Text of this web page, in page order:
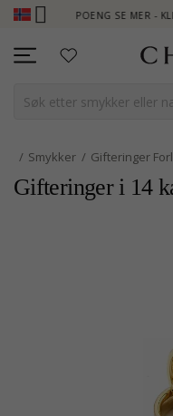
POENG SE MER - KLIKK HER
Smykker Gifteringer
Gifteringer i 14